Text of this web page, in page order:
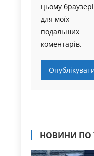
цьому браузері
для моїх
подальших
коментарів.
НОВИНИ ПО